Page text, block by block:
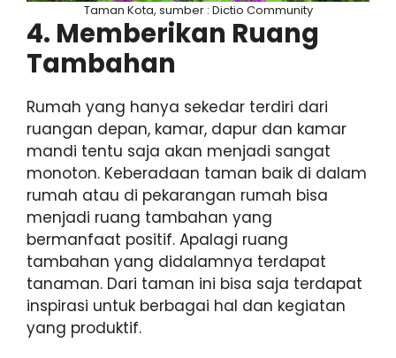
Taman Kota, sumber : Dictio Community
4. Memberikan Ruang
Tambahan
Rumah yang hanya sekedar terdiri dari
ruangan depan, kamar, dapur dan kamar
mandi tentu saja akan menjadi sangat
monoton. Keberadaan taman baik di dalam
rumah atau di pekarangan rumah bisa
menjadi ruang tambahan yang
bermanfaat positif. Apalagi ruang
tambahan yang didalamnya terdapat
tanaman. Dari taman ini bisa saja terdapat
inspirasi untuk berbagai hal dan kegiatan
yang produktif.